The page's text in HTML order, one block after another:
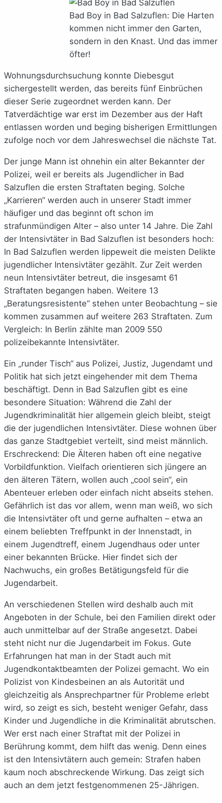
Bad Boy in Bad Salzuflen: Die Harten
kommen nicht immer den Garten,
sondern in den Knast. Und das immer
öfter!
Wohnungsdurchsuchung konnte Diebesgut
sichergestellt werden, das bereits fünf Einbrüchen
dieser Serie zugeordnet werden kann. Der
Tatverdächtige war erst im Dezember aus der Haft
entlassen worden und beging bisherigen Ermittlungen
zufolge noch vor dem Jahreswechsel die nächste Tat.
Der junge Mann ist ohnehin ein alter Bekannter der
Polizei, weil er bereits als Jugendlicher in Bad
Salzuflen die ersten Straftaten beging. Solche
„Karrieren“ werden auch in unserer Stadt immer
häufiger und das beginnt oft schon im
strafunmündigen Alter – also unter 14 Jahre. Die Zahl
der Intensivtäter in Bad Salzuflen ist besonders hoch:
In Bad Salzuflen werden lippeweit die meisten Delikte
jugendlicher Intensivtäter gezählt. Zur Zeit werden
neun Intensivtäter betreut, die insgesamt 61
Straftaten begangen haben. Weitere 13
„Beratungsresistente“ stehen unter Beobachtung – sie
kommen zusammen auf weitere 263 Straftaten. Zum
Vergleich: In Berlin zählte man 2009 550
polizeibekannte Intensivtäter.
Ein „runder Tisch“ aus Polizei, Justiz, Jugendamt und
Politik hat sich jetzt eingehender mit dem Thema
beschäftigt. Denn in Bad Salzuflen gibt es eine
besondere Situation: Während die Zahl der
Jugendkriminalität hier allgemein gleich bleibt, steigt
die der jugendlichen Intensivtäter. Diese wohnen über
das ganze Stadtgebiet verteilt, sind meist männlich.
Erschreckend: Die Älteren haben oft eine negative
Vorbildfunktion. Vielfach orientieren sich jüngere an
den älteren Tätern, wollen auch „cool sein“, ein
Abenteuer erleben oder einfach nicht abseits stehen.
Gefährlich ist das vor allem, wenn man weiß, wo sich
die Intensivtäter oft und gerne aufhalten – etwa an
einem beliebten Treffpunkt in der Innenstadt, in
einem Jugendtreff, einem Jugendhaus oder unter
einer bekannten Brücke. Hier findet sich der
Nachwuchs, ein großes Betätigungsfeld für die
Jugendarbeit.
An verschiedenen Stellen wird deshalb auch mit
Angeboten in der Schule, bei den Familien direkt oder
auch unmittelbar auf der Straße angesetzt. Dabei
steht nicht nur die Jugendarbeit im Fokus. Gute
Erfahrungen hat man in der Stadt auch mit
Jugendkontaktbeamten der Polizei gemacht. Wo ein
Polizist von Kindesbeinen an als Autorität und
gleichzeitig als Ansprechpartner für Probleme erlebt
wird, so zeigt es sich, besteht weniger Gefahr, dass
Kinder und Jugendliche in die Kriminalität abrutschen.
Wer erst nach einer Straftat mit der Polizei in
Berührung kommt, dem hilft das wenig. Denn eines
ist den Intensivtätern auch gemein: Strafen haben
kaum noch abschreckende Wirkung. Das zeigt sich
auch an dem jetzt festgenommenen 25-Jährigen.